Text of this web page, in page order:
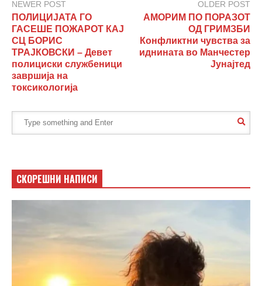
NEWER POST
ПОЛИЦИЈАТА ГО
ГАСЕШЕ ПОЖАРОТ КАЈ
СЦ БОРИС
ТРАЈКОВСКИ – Девет
полициски службеници
завршија на
токсикологија
OLDER POST
АМОРИМ ПО ПОРАЗОТ
ОД ГРИМЗБИ
Конфликтни чувства за
иднината во Манчестер
Јунајтед
СКОРЕШНИ НАПИСИ